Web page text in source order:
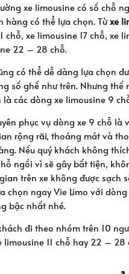
xe limousine có số chỗ
hàng có thể lựa chọn. Từxe
chỗ, xe limousine 17 chỗ, xe
22 – 28 chỗ.
có thể dễ dàng lựa chọn
số ghế như trên. Nhưng thế
là các dòng xe limousine 9
phục vụ dòng xe 9 chỗ là
rộng rãi, thoáng mát và
Nếu quý khách không
ngồi vì sẽ gây bất tiện,
trên xe không được sạch
chọn ngay Vie Limo với
bậc nhất nhé.
đi theo nhóm trên 10
11 chỗ hay 22 – 28